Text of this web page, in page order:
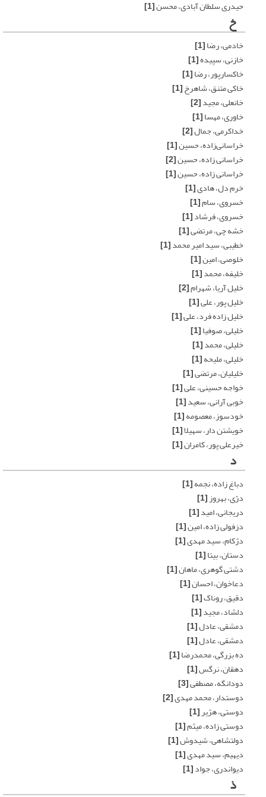
حیدری سلطان آبادی، محسن[1]
خ
خادمی، رضا[1]
خازنی، سپیده[1]
خاکسارپور، رضا[1]
خاکی متنق، شاهرخ[1]
خانعلی، مجید[2]
خاوری، مهسا[1]
خداکرمی، جمال[2]
خراسانی‌زاده، حسین[1]
خراسانی زاده، حسین[2]
خراسانی زاده، حسین[1]
خرم دل، هادی[1]
خسروی، سام[1]
خسروی، فرشاد[1]
خشه چی، مرتضی[1]
خطیبی، سید امیر محمد[1]
خلوصی، امین[1]
خلیفه، محمد[1]
خلیل آریا، شهرام[2]
خلیل پور، علی[1]
خلیل زاده فرد، علی[1]
خلیلی، صوفیا[1]
خلیلی، محمد[1]
خلیلی، ملیحه[1]
خلیلیان، مرتضی[1]
خواجه حسینی، علی[1]
خوبی آرانی، سعید[1]
خودسوز، معصومه[1]
خویشتن دار، سهیلا[1]
خیرعلی پور، کامران[1]
د
دباغ زاده، نجمه[1]
درّی، بهروز[1]
دریجانی، امید[1]
دزفولی زاده، امین[1]
دژکام، سید مهدی[1]
دستان، بیتا[1]
دشتی گوهری، ماهان[1]
دعاخوان، احسان[1]
دقیق، روناک[1]
دلشاد، مجید[1]
دمشقی، عادل[1]
دمشقی، عادل[1]
ده بزرگی، محمدرضا[1]
دهقان، نرگس[1]
دودانگه، مصطفی[3]
دوستدار، محمد مهدی[2]
دوستی، هژیر[1]
دوستی زاده، میثم[1]
دولتشاهی، شیدوش[1]
دیهیم، سید مهدی[1]
دیواندری، جواد[1]
ذ